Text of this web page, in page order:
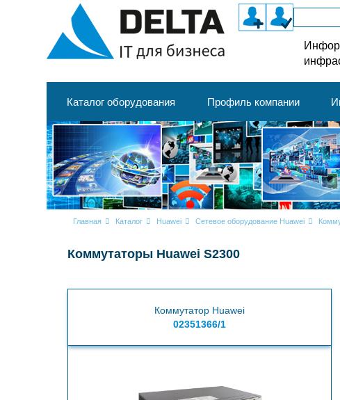
Каталог оборудования Профиль компании
Главная Каталог Huawei Сетевое оборудование Huawei
Коммутаторы Huawei S2300
Коммутатор Huawei
02351366/1